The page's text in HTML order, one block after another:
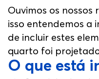
Ouvimos os nossos
isso entendemos a
de incluir estes
quarto foi
aproveites ao
O que está